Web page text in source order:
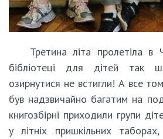
Третина літа пролетіла в
бібліотеці для дітей
озирнутися не встигли! А все
був надзвичайно багатим на
книгозбірні приходили групи
у літніх пришкільних